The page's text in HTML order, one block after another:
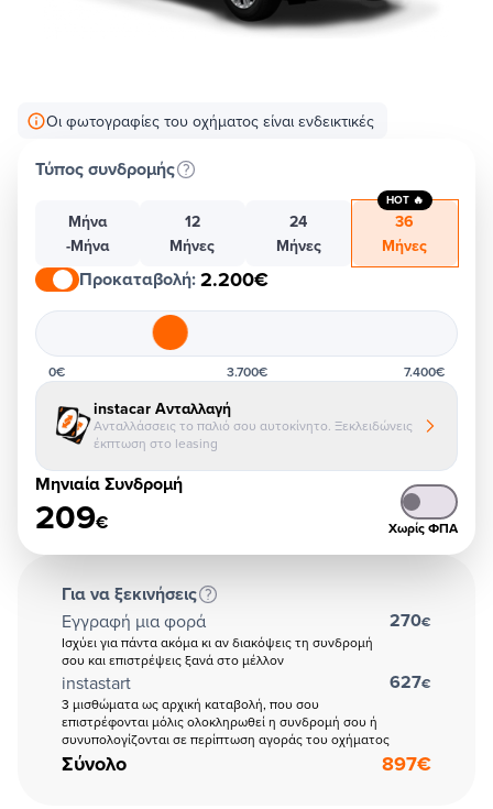
Οι φωτογραφίες του οχήματος είναι ενδεικτικές
Τύπος συνδρομής
Μήνα
-Μήνα
12
Μήνες
24
Μήνες
36
Μήνες
HOT 🔥
Προκαταβολή:2.200€
0€ 3.700€ 7.400€
instacar Ανταλλαγή
Ανταλλάσσεις το παλιό σου αυτοκίνητο. Ξεκλειδώνεις
έκπτωση στο leasing
Μηνιαία Συνδρομή
209€ Χωρίς ΦΠΑ
Για να ξεκινήσεις
Εγγραφή μια φορά
Ισχύει για πάντα ακόμα κι αν διακόψεις τη συνδρομή
σου και επιστρέψεις ξανά στο μέλλον
270€
instastart
3 μισθώματα ως αρχική καταβολή, που σου
επιστρέφονται μόλις ολοκληρωθεί η συνδρομή σου ή
συνυπολογίζονται σε περίπτωση αγοράς του οχήματος
627€
Σύνολο 897€